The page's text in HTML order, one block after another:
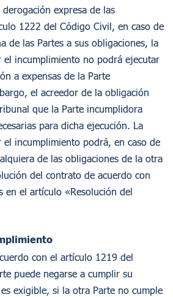
expresa de las
1222 del Código Civil, en caso de
de las Partes a sus obligaciones, la
el incumplimiento no podrá ejecutar
a expensas de la Parte
el acreedor de la obligación
que la Parte incumplidora
para dicha ejecución. La
el incumplimiento podrá, en caso de
de las obligaciones de la otra
del contrato de acuerdo con
en el artículo «Resolución del
con el artículo 1219 del
puede negarse a cumplir su
exigible, si la otra Parte no cumple